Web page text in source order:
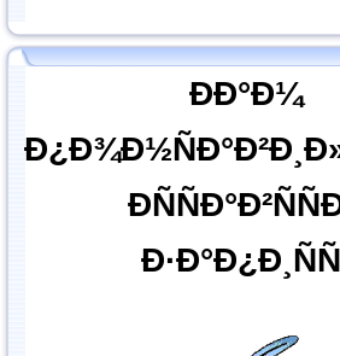
ÐÐ°Ð¼